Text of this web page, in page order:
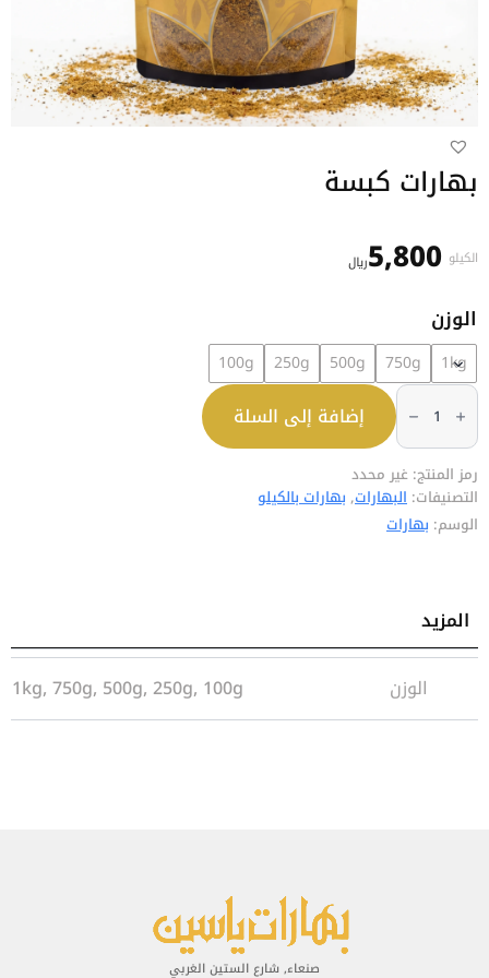
بهارات كبسة
الكيلو 5,800﷼
الوزن
1kg
750g
500g
250g
100g
كمية
بهارات
كبسة إضافة إلى السلة
رمز المنتج: غير محدد
التصنيفات: البهارات, بهارات بالكيلو
الوسم: بهارات
المزيد
معلومات إضافية
الوزن 1kg, 750g, 500g, 250g, 100g
صنعاء, شارع الستين الغربي